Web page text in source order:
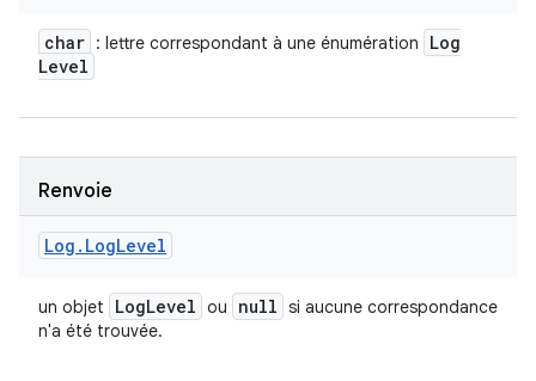
char : lettre correspondant à une énumération
Log
Level
Renvoie
Log . LogLevel
un objet LogLevel ou null si aucune correspondance
n'a été trouvée.